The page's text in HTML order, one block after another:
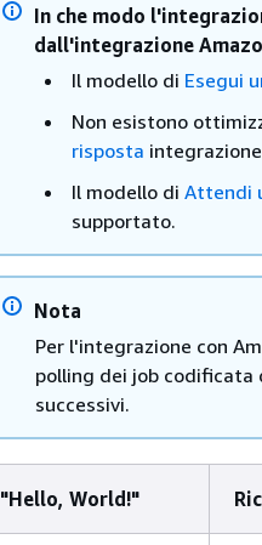
In che modo
dall'integrazione
Il modello di Esegui
Non esistono
risposta
Il modello di Attendi
supportato.
Nota
Per l'integrazione con
polling dei job codificata
successivi.
"Hello, World!"